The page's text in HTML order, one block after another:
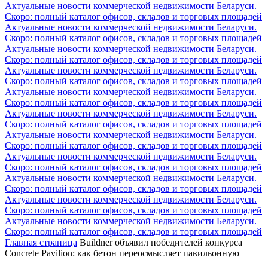
Актуальные новости коммерческой недвижимости Беларуси.
Скоро: полный каталог офисов, складов и торговых площадей
Актуальные новости коммерческой недвижимости Беларуси.
Скоро: полный каталог офисов, складов и торговых площадей
Актуальные новости коммерческой недвижимости Беларуси.
Скоро: полный каталог офисов, складов и торговых площадей
Актуальные новости коммерческой недвижимости Беларуси.
Скоро: полный каталог офисов, складов и торговых площадей
Актуальные новости коммерческой недвижимости Беларуси.
Скоро: полный каталог офисов, складов и торговых площадей
Актуальные новости коммерческой недвижимости Беларуси.
Скоро: полный каталог офисов, складов и торговых площадей
Актуальные новости коммерческой недвижимости Беларуси.
Скоро: полный каталог офисов, складов и торговых площадей
Актуальные новости коммерческой недвижимости Беларуси.
Скоро: полный каталог офисов, складов и торговых площадей
Актуальные новости коммерческой недвижимости Беларуси.
Скоро: полный каталог офисов, складов и торговых площадей
Актуальные новости коммерческой недвижимости Беларуси.
Скоро: полный каталог офисов, складов и торговых площадей
Актуальные новости коммерческой недвижимости Беларуси.
Скоро: полный каталог офисов, складов и торговых площадей
Главная страница Buildner объявил победителей конкурса
Concrete Pavilion: как бетон переосмысляет павильонную